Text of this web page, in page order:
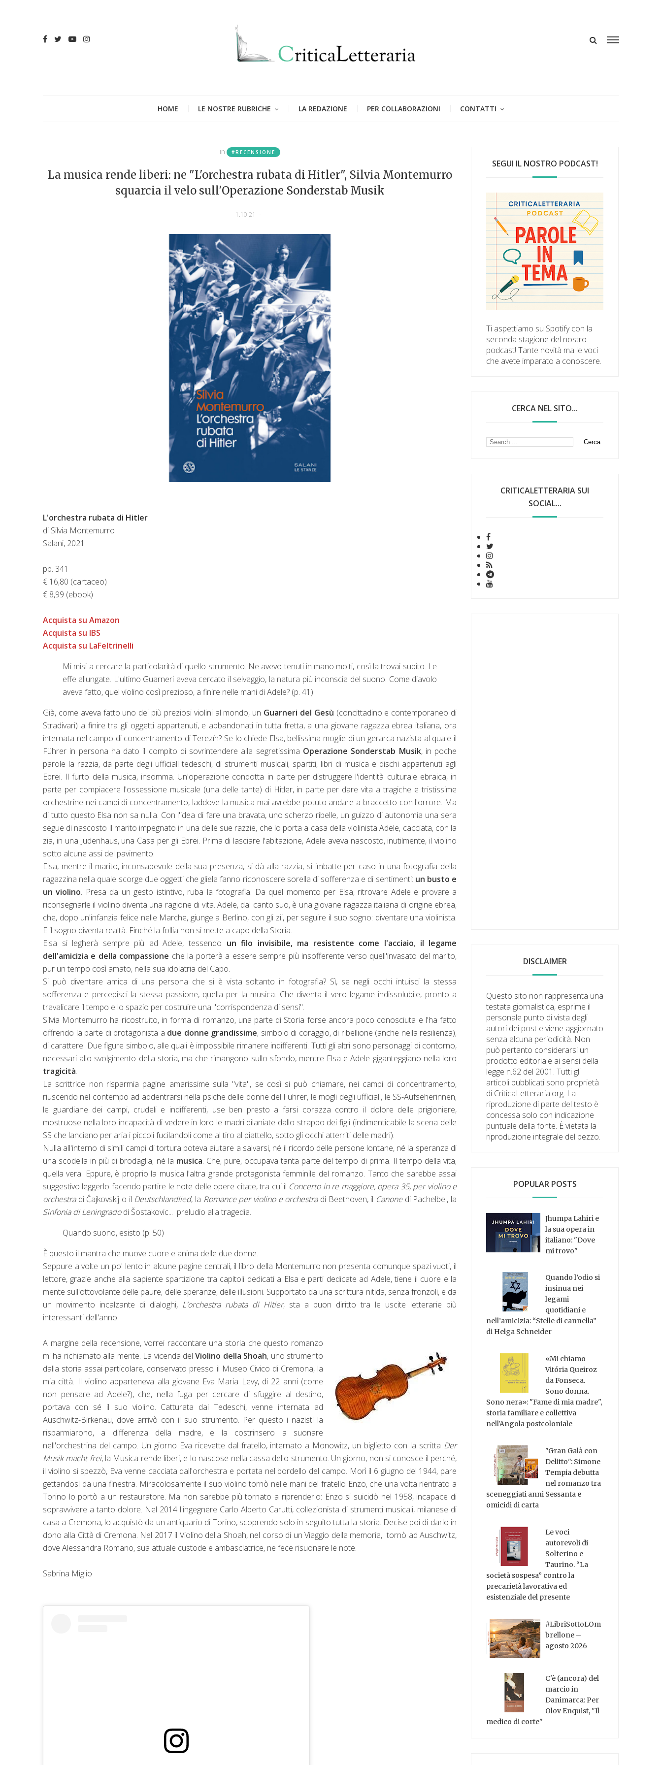
HOME LE NOSTRE RUBRICHE LA REDAZIONE PER COLLABORAZIONI CONTATTI
in #RECENSIONE
La musica rende liberi: ne "L'orchestra rubata di Hitler", Silvia Montemurro
squarcia il velo sull'Operazione Sonderstab Musik
1.10.21 -
L'orchestra rubata di Hitler
di Silvia Montemurro
Salani, 2021
pp. 341
€ 16,80 (cartaceo)
€ 8,99 (ebook)
Acquista su Amazon
Acquista su IBS
Acquista su LaFeltrinelli
Mi misi a cercare la particolarità di quello strumento. Ne avevo tenuti in mano molti, così la trovai subito. Le
effe allungate. L'ultimo Guarneri aveva cercato il selvaggio, la natura più inconscia del suono. Come diavolo
aveva fatto, quel violino così prezioso, a finire nelle mani di Adele? (p. 41)
Già, come aveva fatto uno dei più preziosi violini al mondo, un Guarneri del Gesù (concittadino e contemporaneo di
Stradivari) a finire tra gli oggetti appartenuti, e abbandonati in tutta fretta, a una giovane ragazza ebrea italiana, ora
internata nel campo di concentramento di Terezín? Se lo chiede Elsa, bellissima moglie di un gerarca nazista al quale il
Führer in persona ha dato il compito di sovrintendere alla segretissima Operazione Sonderstab Musik, in poche
parole la razzia, da parte degli ufficiali tedeschi, di strumenti musicali, spartiti, libri di musica e dischi appartenuti agli
Ebrei. Il furto della musica, insomma. Un'operazione condotta in parte per distruggere l'identità culturale ebraica, in
parte per compiacere l'ossessione musicale (una delle tante) di Hitler, in parte per dare vita a tragiche e tristissime
orchestrine nei campi di concentramento, laddove la musica mai avrebbe potuto andare a braccetto con l'orrore. Ma
di tutto questo Elsa non sa nulla. Con l'idea di fare una bravata, uno scherzo ribelle, un guizzo di autonomia una sera
segue di nascosto il marito impegnato in una delle sue razzie, che lo porta a casa della violinista Adele, cacciata, con la
zia, in una Judenhaus, una Casa per gli Ebrei. Prima di lasciare l'abitazione, Adele aveva nascosto, inutilmente, il violino
sotto alcune assi del pavimento.
Elsa, mentre il marito, inconsapevole della sua presenza, si dà alla razzia, si imbatte per caso in una fotografia della
ragazzina nella quale scorge due oggetti che gliela fanno riconoscere sorella di sofferenza e di sentimenti: un busto e
un violino. Presa da un gesto istintivo, ruba la fotografia. Da quel momento per Elsa, ritrovare Adele e provare a
riconsegnarle il violino diventa una ragione di vita. Adele, dal canto suo, è una giovane ragazza italiana di origine ebrea,
che, dopo un'infanzia felice nelle Marche, giunge a Berlino, con gli zii, per seguire il suo sogno: diventare una violinista.
E il sogno diventa realtà. Finché la follia non si mette a capo della Storia.
Elsa si legherà sempre più ad Adele, tessendo un filo invisibile, ma resistente come l'acciaio, il legame
dell'amicizia e della compassione che la porterà a essere sempre più insofferente verso quell'invasato del marito,
pur un tempo così amato, nella sua idolatria del Capo.
Si può diventare amica di una persona che si è vista soltanto in fotografia? Sì, se negli occhi intuisci la stessa
sofferenza e percepisci la stessa passione, quella per la musica. Che diventa il vero legame indissolubile, pronto a
travalicare il tempo e lo spazio per costruire una "corrispondenza di sensi".
Silvia Montemurro ha ricostruito, in forma di romanzo, una parte di Storia forse ancora poco conosciuta e l'ha fatto
offrendo la parte di protagonista a due donne grandissime, simbolo di coraggio, di ribellione (anche nella resilienza),
di carattere. Due figure simbolo, alle quali è impossibile rimanere indifferenti. Tutti gli altri sono personaggi di contorno,
necessari allo svolgimento della storia, ma che rimangono sullo sfondo, mentre Elsa e Adele giganteggiano nella loro
tragicità.
La scrittrice non risparmia pagine amarissime sulla "vita", se così si può chiamare, nei campi di concentramento,
riuscendo nel contempo ad addentrarsi nella psiche delle donne del Führer, le mogli degli ufficiali, le SS-Aufseherinnen,
le guardiane dei campi, crudeli e indifferenti, use ben presto a farsi corazza contro il dolore delle prigioniere,
mostruose nella loro incapacità di vedere in loro le madri dilaniate dallo strappo dei figli (indimenticabile la scena delle
SS che lanciano per aria i piccoli fucilandoli come al tiro al piattello, sotto gli occhi atterriti delle madri).
Nulla all'interno di simili campi di tortura poteva aiutare a salvarsi, né il ricordo delle persone lontane, né la speranza di
una scodella in più di brodaglia, né la musica. Che, pure, occupava tanta parte del tempo di prima. Il tempo della vita,
quella vera. Eppure, è proprio la musica l'altra grande protagonista femminile del romanzo. Tanto che sarebbe assai
suggestivo leggerlo facendo partire le note delle opere citate, tra cui il Concerto in re maggiore, opera 35, per violino e
orchestradi Ĉajkovskij o il Deutschlandlied, la Romance per violino e orchestradi Beethoven, il Canone di Pachelbel, la
Sinfonia di Leningradodi Šostakovic... preludio alla tragedia.
Quando suono, esisto (p. 50)
È questo il mantra che muove cuore e anima delle due donne.
Seppure a volte un po' lento in alcune pagine centrali, il libro della Montemurro non presenta comunque spazi vuoti, il
lettore, grazie anche alla sapiente spartizione tra capitoli dedicati a Elsa e parti dedicate ad Adele, tiene il cuore e la
mente sull'ottovolante delle paure, delle speranze, delle illusioni. Supportato da una scrittura nitida, senza fronzoli, e da
un movimento incalzante di dialoghi, L'orchestra rubata di Hitler, sta a buon diritto tra le uscite letterarie più
interessanti dell'anno.
A margine della recensione, vorrei raccontare una storia che questo romanzo
mi ha richiamato alla mente. La vicenda delViolino della Shoah, uno strumento
dalla storia assai particolare, conservato presso il Museo Civico di Cremona, la
mia città. Il violino apparteneva alla giovane Eva Maria Levy, di 22 anni (come
non pensare ad Adele?), che, nella fuga per cercare di sfuggire al destino,
portava con sé il suo violino. Catturata dai Tedeschi, venne internata ad
Auschwitz-Birkenau, dove arrivò con il suo strumento. Per questo i nazisti la
risparmiarono, a differenza della madre, e la costrinsero a suonare
nell'orchestrina del campo. Un giorno Eva ricevette dal fratello, internato a Monowitz, un biglietto con la scritta Der
Musik macht frei, la Musica rende liberi, e lo nascose nella cassa dello strumento. Un giorno, non si conosce il perché,
il violino si spezzò, Eva venne cacciata dall'orchestra e portata nel bordello del campo. Morì il 6 giugno del 1944, pare
gettandosi da una finestra. Miracolosamente il suo violino tornò nelle mani del fratello Enzo, che una volta rientrato a
Torino lo portò a un restauratore. Ma non sarebbe più tornato a riprenderlo: Enzo si suicidò nel 1958, incapace di
sopravvivere a tanto dolore. Nel 2014 l'ingegnere Carlo Alberto Carutti, collezionista di strumenti musicali, milanese di
casa a Cremona, lo acquistò da un antiquario di Torino, scoprendo solo in seguito tutta la storia. Decise poi di darlo in
dono alla Città di Cremona. Nel 2017 il Violino della Shoah, nel corso di un Viaggio della memoria, tornò ad Auschwitz,
dove Alessandra Romano, sua attuale custode e ambasciatrice, ne fece risuonare le note.
Sabrina Miglio
SEGUI IL NOSTRO PODCAST!
Ti aspettiamo su Spotify con la
seconda stagione del nostro
podcast! Tante novità ma le voci
che avete imparato a conoscere.
CERCA NEL SITO...
CRITICALETTERARIA SUI
SOCIAL...
DISCLAIMER
Questo sito non rappresenta una
testata giornalistica, esprime il
personale punto di vista degli
autori dei post e viene aggiornato
senza alcuna periodicità. Non
può pertanto considerarsi un
prodotto editoriale ai sensi della
legge n.62 del 2001. Tutti gli
articoli pubblicati sono proprietà
di CriticaLetteraria.org. La
riproduzione di parte del testo è
concessa solo con indicazione
puntuale della fonte. È vietata la
riproduzione integrale del pezzo.
POPULAR POSTS
Jhumpa Lahiri e
la sua opera in
italiano: "Dove
mi trovo"
Quando l’odio si
insinua nei
legami
quotidiani e
nell’amicizia: “Stelle di cannella”
di Helga Schneider
«Mi chiamo
Vitória Queiroz
da Fonseca.
Sono donna.
Sono nera»: "Fame di mia madre",
storia familiare e collettiva
nell'Angola postcoloniale
"Gran Galà con
Delitto": Simone
Tempia debutta
nel romanzo tra
sceneggiati anni Sessanta e
omicidi di carta
Le voci
autorevoli di
Solferino e
Taurino. “La
società sospesa” contro la
precarietà lavorativa ed
esistenziale del presente
#LibriSottoLOm
brellone –
agosto 2026
C'è (ancora) del
marcio in
Danimarca: Per
Olov Enquist, "Il
medico di corte"